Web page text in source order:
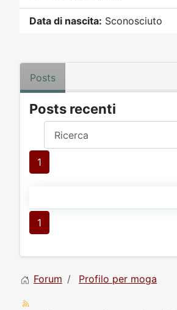
Data di nascita: Sconosciuto
Posts
Posts recenti
1
1
Forum Profilo per moga